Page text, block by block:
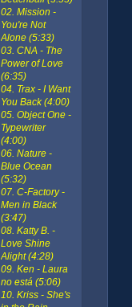
02. Mission -
You're Not
Alone (5:33)
03. CNA - The
Power of Love
(6:35)
04. Trax - I Want
You Back (4:00)
05. Object One -
Typewriter
(4:00)
06. Nature -
Blue Ocean
(5:32)
07. C-Factory -
Men in Black
(3:47)
08. Katty B. -
Love Shine
Alight (4:28)
09. Ken - Laura
no está (5:06)
10. Kriss - She's